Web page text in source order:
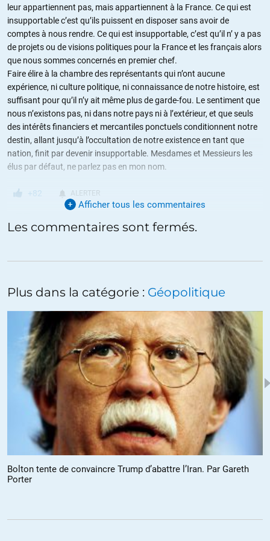
leur appartiennent pas, mais appartiennent à la France. Ce qui est
insupportable c’est qu’ils puissent en disposer sans avoir de
comptes à nous rendre. Ce qui est insupportable, c’est qu’il n’ y a pas
de projets ou de visions politiques pour la France et les français alors
que nous sommes concernés en premier chef.
Faire élire à la chambre des représentants qui n’ont aucune
expérience, ni culture politique, ni connaissance de notre histoire, est
suffisant pour qu’il n’y ait même plus de garde-fou. Le sentiment que
nous n’existons pas, ni dans notre pays ni à l’extérieur, et que seuls
des intérêts financiers et mercantiles ponctuels conditionnent notre
destin, allant jusqu’à l’occultation de notre existence en tant que
nation, finit par devenir insupportable. Mesdames et Messieurs les
élus par défaut, ne parlez pas en mon nom.
+82 ALERTER
Pierre D 09.07.2018 à 07h32
faisait en se faisant plébisciter par une étable.
+7 ALERTER
Alfred // 09.07.2018 à 08h02
Qu’y a t’il de plus pathétiquement détestable que tous ces obligés
des saoudiens envoyant leurs trouffions se faire trouer la peau
contre les adversaires les plus misérables de la planète ? Un obligé
donneur de leçons qui convoque une réunion « humanitaire »
hypocrite!
Qu’y a t’il il de plus extraordinaire que le fait que les fils spirituels de
notre « allié » saoudiens sèment impunement la mort chez nous
alors qu’aucun ressortissant des pays qui sont nos vraies victimes
promeuve des « héros » comme Cédric H et repeigne des migrants
Afficher tous les commentaires
Les commentaires sont fermés.
Plus dans la catégorie : Géopolitique
Bolton tente de convaincre Trump d’abattre l’Iran. Par Gareth
Porter